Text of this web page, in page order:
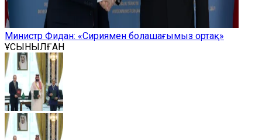
Министр Фидан: «Сириямен болашағымыз ортақ»
ҰСЫНЫЛҒАН